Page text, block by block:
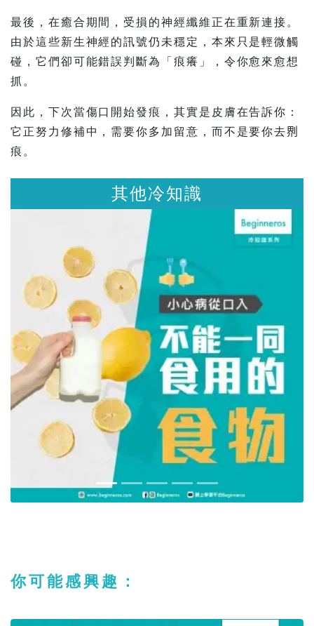
最後，在癒合期間，受損的神經纖維正在重新連接。
由於這些新生神經的訊號仍未穩定，本來只是輕微觸
碰，它們卻可能錯誤判斷為「痕癢」，令你愈來愈想
抓。
因此，下次當傷口開始發痕，其實是皮膚在告訴你：
它正努力修補中，需要你多加留意，而不是要你去𠝹
痕。
其他冷知識
你可能感興趣：